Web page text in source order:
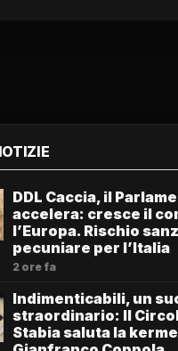
DDL Caccia, il
accelera: cresce il
l’Europa. Rischio
pecuniare per l’Italia
2 ore fa
Indimenticabili, un
straordinario: Il
Stabia saluta la